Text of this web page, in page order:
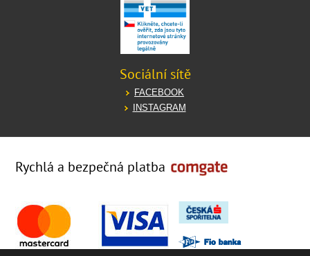
Sociální sítě
FACEBOOK
INSTAGRAM
Rychlá a bezpečná platba